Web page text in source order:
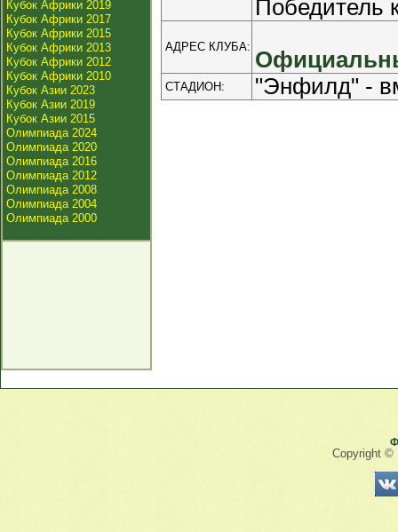
Кубок Африки 2019
Кубок Африки 2017
Кубок Африки 2015
Кубок Африки 2013
Кубок Африки 2012
Кубок Африки 2010
Кубок Азии 2023
Кубок Азии 2019
Кубок Азии 2015
Олимпиада 2024
Олимпиада 2020
Олимпиада 2016
Олимпиада 2012
Олимпиада 2008
Олимпиада 2004
Олимпиада 2000
Победитель
АДРЕС КЛУБА:
СТАДИОН: "Энфилд" -
Copyright ©